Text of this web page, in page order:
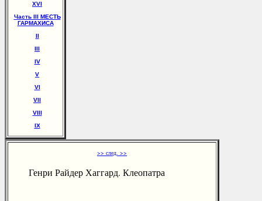
XVI
Часть III МЕСТЬ
ГАРМАХИСА
II
III
IV
V
VI
VII
VIII
IX
>> след. >>
Генри Райдер Хаггард. Клеопатра